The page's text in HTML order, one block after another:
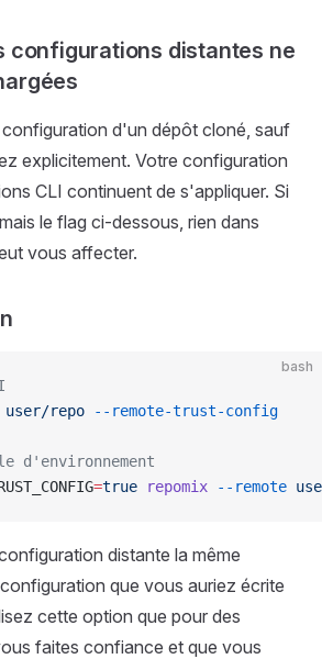
configurations distantes ne
d'un dépôt cloné, sauf
explicitement. Votre configuration
CLI continuent de s'appliquer. Si
le flag ci-dessous, rien dans
vous affecter.
bash
user/repo --remote-trust-config
d'environnement
=true repomix --remote
distante la même
que vous auriez écrite
cette option que pour des
faites confiance et que vous